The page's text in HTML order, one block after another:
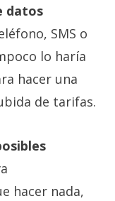
datos
SMS o
lo haría
hacer una
de tarifas.
hacer nada,